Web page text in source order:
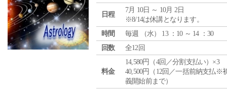
日程
7月 10日 ～ 10月 2日
※8/14は休講となります。
時間
毎週 （水） 13 ：10 ～ 14 ：30
回数
全12回
料金
14,580円（4回／分割支払い）×3
40,500円（12回／一括前納支払※
義開始前まで）